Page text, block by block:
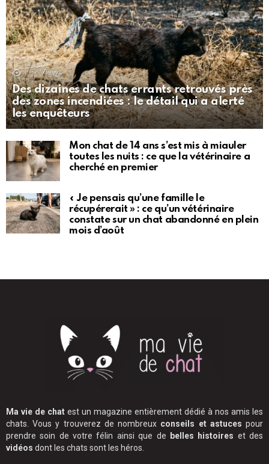
1.3k Views
Des dizaines de chats errants retrouvés près
des zones incendiées : le détail qui a alerté
les enquêteurs
Mon chat de 14 ans s’est mis à miauler
toutes les nuits : ce que la vétérinaire a
cherché en premier
« Je pensais qu’une famille le
récupérerait » : ce qu’un vétérinaire
constate sur un chat abandonné en plein
mois d’août
Ma vie de chat est un magazine entièrement dédié à nos amis les
chats. Vous y trouverez de nombreux conseils et astuces pour
prendre soin de votre félin ainsi que de
belles histoires et des
vidéos dont les chats sont les héros.